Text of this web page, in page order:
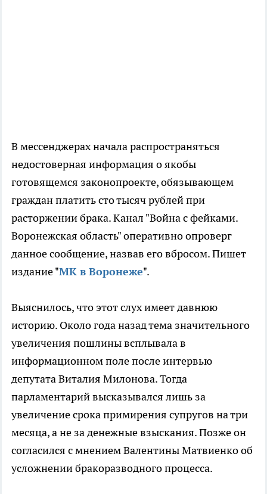
В мессенджерах начала распространяться
недостоверная информация о якобы
готовящемся законопроекте, обязывающем
граждан платить сто тысяч рублей при
расторжении брака. Канал "Война с фейками.
Воронежская область" оперативно опроверг
данное сообщение, назвав его вбросом. Пишет
издание "МК в Воронеже".
Выяснилось, что этот слух имеет давнюю
историю. Около года назад тема значительного
увеличения пошлины всплывала в
информационном поле после интервью
депутата Виталия Милонова. Тогда
парламентарий высказывался лишь за
увеличение срока примирения супругов на три
месяца, а не за денежные взыскания. Позже он
согласился с мнением Валентины Матвиенко об
усложнении бракоразводного процесса.